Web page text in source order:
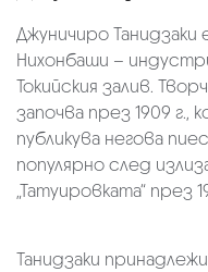
Джуничиро Танидзаки
Нихонбаши –
Токийския залив.
започва през 1909 г.,
публикува негова
популярно след
„Татуировката“ през
Танидзаки